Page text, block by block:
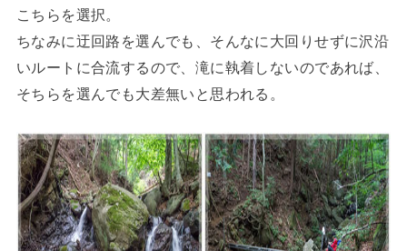
こちらを選択。
ちなみに迂回路を選んでも、そんなに大回りせずに沢沿
いルートに合流するので、滝に執着しないのであれば、
そちらを選んでも大差無いと思われる。